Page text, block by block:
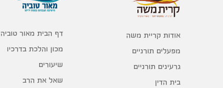
אודות קריית משה
מפעלים תורניים
גרעינים תורניים
בית הדין
דף הבית מאור טוביה
מכון והלכת בדרכיו
שיעורים
שאל את הרב